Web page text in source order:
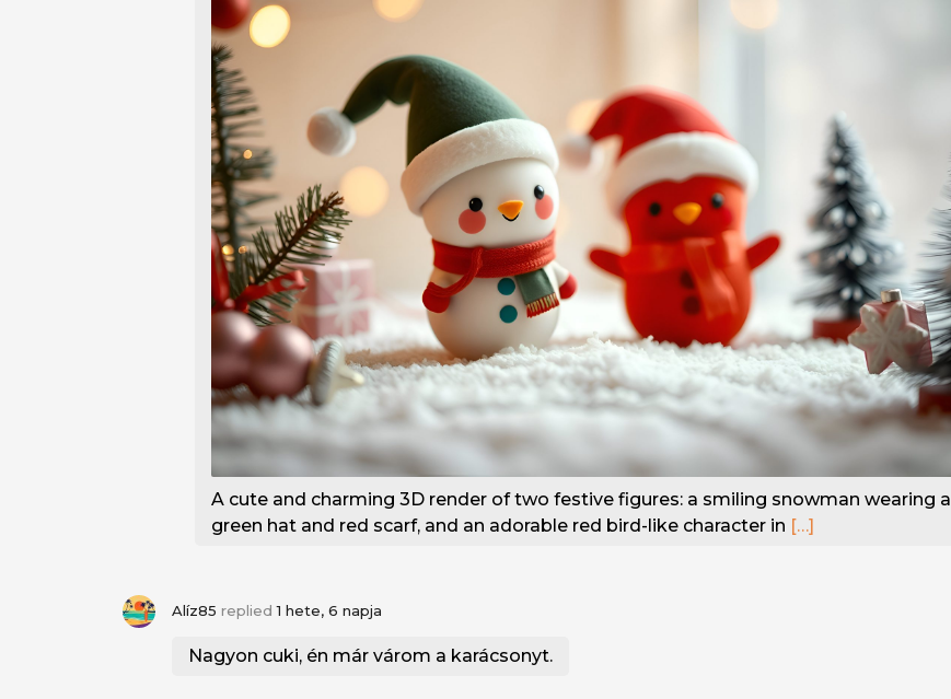
A cute and charming 3D render of two festive figures: a smiling snowman wearing a
green hat and red scarf, and an adorable red bird-like character in […]
Alíz85 replied1 hete, 6 napja
Nagyon cuki, én már várom a karácsonyt.